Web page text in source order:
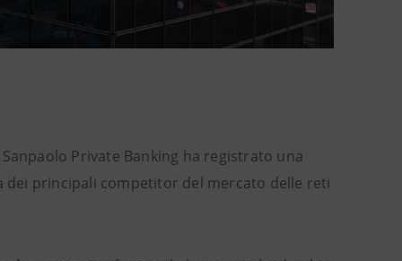
Private Banking ha registrato una
dei principali competitor del mercato delle reti